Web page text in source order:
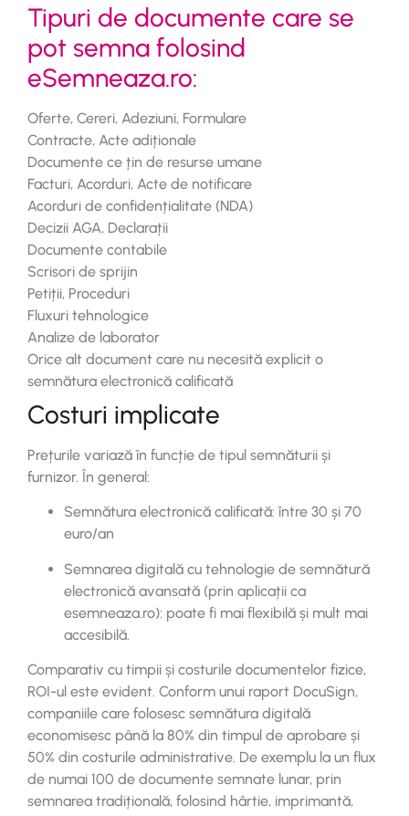
Tipuri de documente care se
pot semna folosind
eSemneaza.ro:
Oferte, Cereri, Adeziuni, Formulare
Contracte, Acte adiționale
Documente ce țin de resurse umane
Facturi, Acorduri, Acte de notificare
Acorduri de confidențialitate (NDA)
Decizii AGA, Declarații
Documente contabile
Scrisori de sprijin
Petiții, Proceduri
Fluxuri tehnologice
Analize de laborator
Orice alt document care nu necesită explicit o
semnătura electronică calificată
Costuri implicate
Prețurile variază în funcție de tipul semnăturii și
furnizor. În general:
Semnătura electronică calificată: între 30 și 70
euro/an
Semnarea digitală cu tehnologie de semnătură
electronică avansată (prin aplicații ca
esemneaza.ro): poate fi mai flexibilă și mult mai
accesibilă.
Comparativ cu timpii și costurile documentelor fizice,
ROI-ul este evident. Conform unui raport DocuSign,
companiile care folosesc semnătura digitală
economisesc până la 80% din timpul de aprobare și
50% din costurile administrative. De exemplu la un flux
de numai 100 de documente semnate lunar, prin
semnarea tradițională, folosind hârtie, imprimantă,